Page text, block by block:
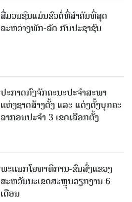
ສື່ມວນຊົນແມ່ນຂົວຕໍ່ທີ່ສໍາຄັນທີ່ສຸດ
ລະຫວ່າງພັກ-ລັດ ກັບປະຊາຊົນ
ປະກາດກົງຈັກຄະນະປະຈໍາສະພາ
ແຫ່ງຊາດສ້າງຕັ້ງ ແລະ ແຕ່ງຕັ້ງບຸກຄະ
ລາກອນປະຈໍາ 3 ເຂດເລືອກຕັ້ງ
ພະແນກໂຍທາທິການ-ຂົນສົ່ງແຂວງ
ສະຫວັນນະເຂດສະຫຼຸບວຽກງານ 6
ເດືອນ